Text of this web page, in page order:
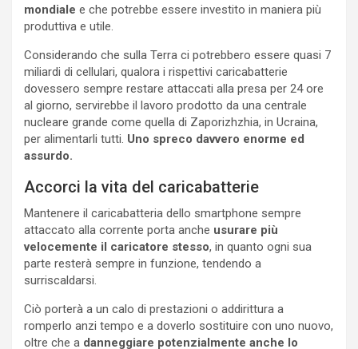
mondiale e che potrebbe essere investito in maniera più
produttiva e utile.
Considerando che sulla Terra ci potrebbero essere quasi 7
miliardi di cellulari, qualora i rispettivi caricabatterie
dovessero sempre restare attaccati alla presa per 24 ore
al giorno, servirebbe il lavoro prodotto da una centrale
nucleare grande come quella di Zaporizhzhia, in Ucraina,
per alimentarli tutti. Uno spreco davvero enorme ed
assurdo.
Accorci la vita del caricabatterie
Mantenere il caricabatteria dello smartphone sempre
attaccato alla corrente porta anche usurare più
velocemente il caricatore stesso, in quanto ogni sua
parte resterà sempre in funzione, tendendo a
surriscaldarsi.
Ciò porterà a un calo di prestazioni o addirittura a
romperlo anzi tempo e a doverlo sostituire con uno nuovo,
oltre che a danneggiare potenzialmente anche lo